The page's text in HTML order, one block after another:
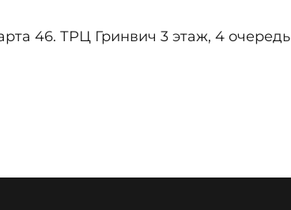
46. ТРЦ Гринвич 3 этаж, 4 очередь